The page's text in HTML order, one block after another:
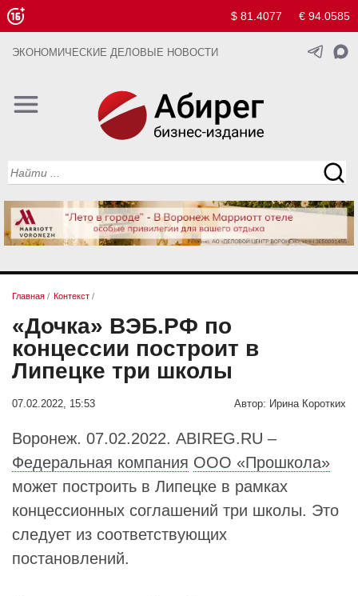
$ 81.4077 € 94.0585
ЭКОНОМИЧЕСКИЕ ДЕЛОВЫЕ НОВОСТИ
Главная / Контекст /
«Дочка» ВЭБ.РФ по
концессии построит в
Липецке три школы
07.02.2022, 15:53 Автор: Ирина Коротких
Воронеж. 07.02.2022. ABIREG.RU –
Федеральная компания ООО «Прошкола»
может построить в Липецке в рамках
концессионных соглашений три школы. Это
следует из соответствующих
постановлений.